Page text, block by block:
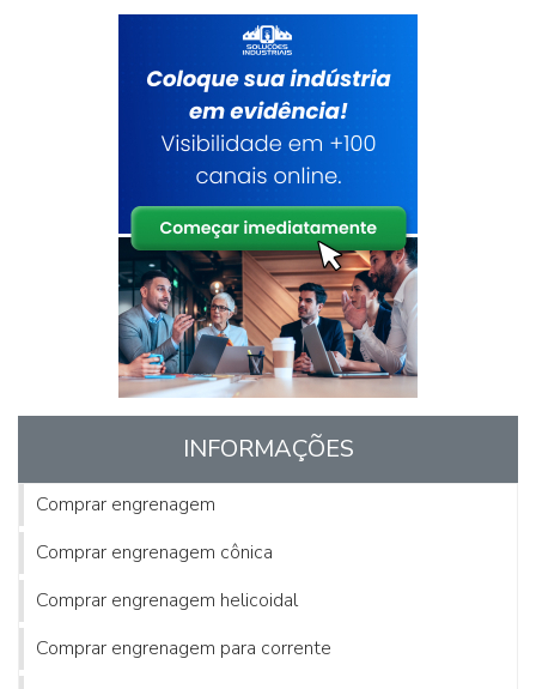
INFORMAÇÕES
Comprar engrenagem
Comprar engrenagem cônica
Comprar engrenagem helicoidal
Comprar engrenagem para corrente